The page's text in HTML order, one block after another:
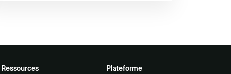
Ressources
Plateforme